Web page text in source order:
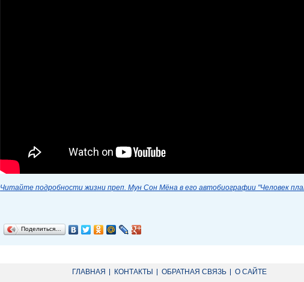
Читайте подробности жизни преп. Мун Сон Мёна в его автобиографии "Человек
Поделиться…
ГЛАВНАЯ КОНТАКТЫ ОБРАТНАЯ СВЯЗЬ О САЙТЕ